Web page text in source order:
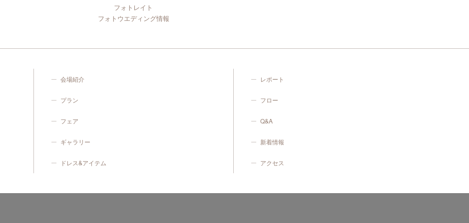
フォトレイト
フォトウエディング情報
会場紹介
プラン
フェア
ギャラリー
ドレス&アイテム
レポート
フロー
Q&A
新着情報
アクセス